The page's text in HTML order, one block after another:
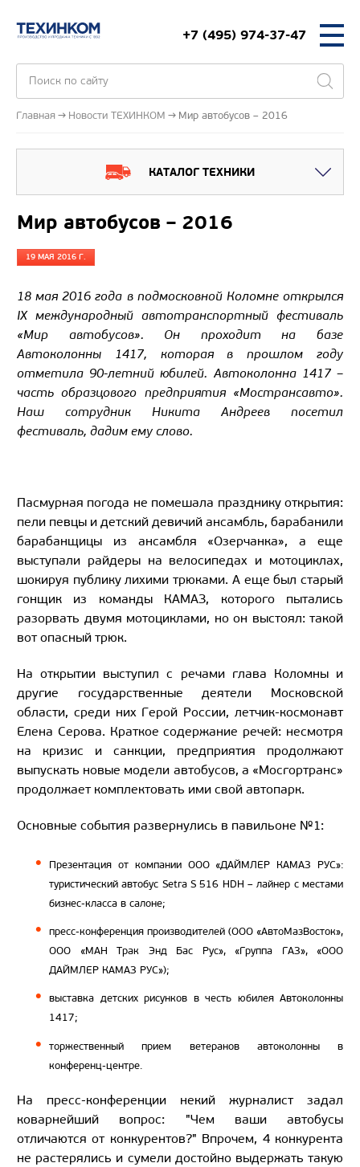
+7 (495) 974-37-47
Главная Новости ТЕХИНКОМ Мир автобусов – 2016
КАТАЛОГ ТЕХНИКИ
Мир автобусов – 2016
19 МАЯ 2016 Г.
18 мая 2016 года в подмосковной Коломне открылся
IX международный автотранспортный фестиваль
«Мир автобусов». Он проходит на базе
Автоколонны 1417, которая в прошлом году
отметила 90-летний юбилей. Автоколонна 1417 –
часть образцового предприятия «Мострансавто».
Наш сотрудник Никита Андреев посетил
фестиваль, дадим ему слово.
Пасмурная погода не помешала празднику открытия:
пели певцы и детский девичий ансамбль, барабанили
барабанщицы из ансамбля «Озерчанка», а еще
выступали райдеры на велосипедах и мотоциклах,
шокируя публику лихими трюками. А еще был старый
гонщик из команды КАМАЗ, которого пытались
разорвать двумя мотоциклами, но он выстоял: такой
вот опасный трюк.
На открытии выступил с речами глава Коломны и
другие государственные деятели Московской
области, среди них Герой России, летчик-космонавт
Елена Серова. Краткое содержание речей: несмотря
на кризис и санкции, предприятия продолжают
выпускать новые модели автобусов, а «Мосгортранс»
продолжает комплектовать ими свой автопарк.
Основные события развернулись в павильоне №1:
Презентация от компании ООО «ДАЙМЛЕР КАМАЗ РУС»:
туристический автобус Setra S 516 HDH – лайнер с местами
бизнес-класса в салоне;
пресс-конференция производителей (ООО «АвтоМазВосток»,
ООО «МАН Трак Энд Бас Рус», «Группа ГАЗ», «ООО
ДАЙМЛЕР КАМАЗ РУС»);
выставка детских рисунков в честь юбилея Автоколонны
1417;
торжественный прием ветеранов автоколонны в
конференц-центре.
На пресс-конференции некий журналист задал
коварнейший вопрос: "Чем ваши автобусы
отличаются от конкурентов?" Впрочем, 4 конкурента
не растерялись и сумели достойно выдержать такую